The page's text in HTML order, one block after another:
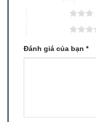
Đánh giá của bạn *